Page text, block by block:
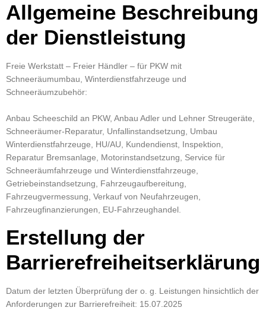
Allgemeine Beschreibung
der Dienstleistung
Freie Werkstatt – Freier Händler – für PKW mit
Schneeräumumbau, Winterdienstfahrzeuge und
Schneeräumzubehör:
Anbau Scheeschild an PKW, Anbau Adler und Lehner Streugeräte,
Schneeräumer-Reparatur, Unfallinstandsetzung, Umbau
Winterdienstfahrzeuge, HU/AU, Kundendienst, Inspektion,
Reparatur Bremsanlage, Motorinstandsetzung, Service für
Schneeräumfahrzeuge und Winterdienstfahrzeuge,
Getriebeinstandsetzung, Fahrzeugaufbereitung,
Fahrzeugvermessung, Verkauf von Neufahrzeugen,
Fahrzeugfinanzierungen, EU-Fahrzeughandel.
Erstellung der
Barrierefreiheitserklärung
Datum der letzten Überprüfung der o. g. Leistungen hinsichtlich der
Anforderungen zur Barrierefreiheit: 15.07.2025